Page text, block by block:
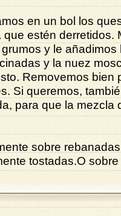
en un bol los
estén derretidos.
y le
y la nuez
Removemos bien
Si queremos,
para que la mezcla
sobre
tostadas.O